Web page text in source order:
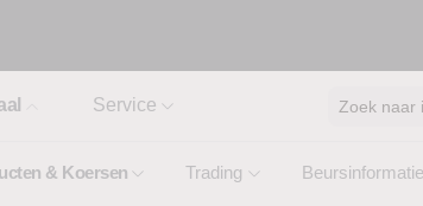
& Koersen Trading Beursinformatie
Service Zoek naar